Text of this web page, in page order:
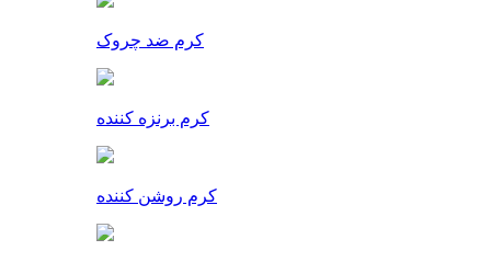
کرم ضد چروک
کرم برنزه کننده
کرم روشن کننده